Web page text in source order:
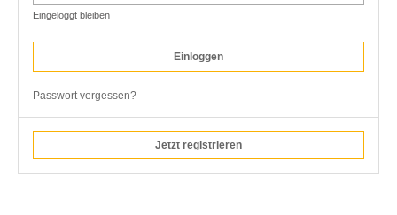
Eingeloggt bleiben
Passwort vergessen?
Jetzt registrieren